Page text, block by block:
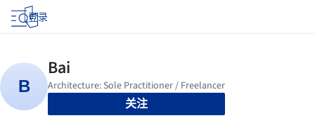
登录
关注